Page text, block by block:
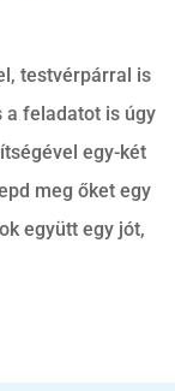
testvérpárral is
a feladatot is úgy
egy-két
meg őket egy
együtt egy jót,